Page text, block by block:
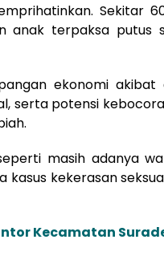
Sekitar
anak terpaksa putus
ekonomi akibat
serta potensi
masih adanya
kekerasan
Kecamatan